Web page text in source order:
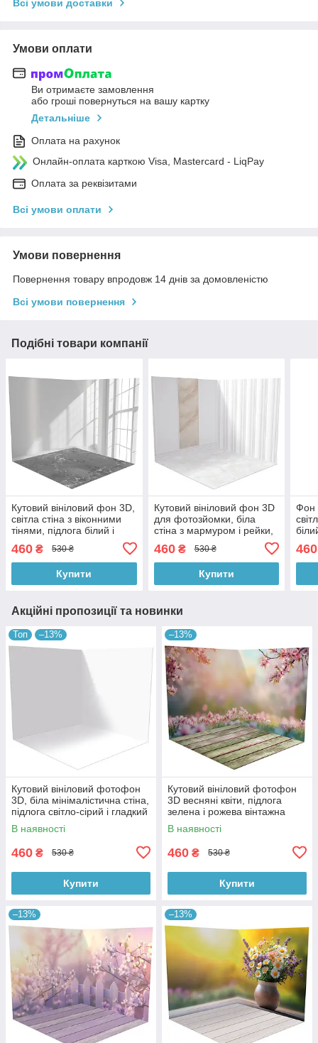
Всі умови доставки
Умови оплати
Ви отримаєте замовлення
або гроші повернуться на вашу картку
Детальніше
Оплата на рахунок
Онлайн-оплата карткою Visa, Mastercard - LiqPay
Оплата за реквізитами
Всі умови оплати
Умови повернення
Повернення товару впродовж 14 днів за домовленістю
Всі умови повернення
Подібні товари компанії
Кутовий вініловий фон 3D,
світла стіна з віконними
тінями, підлога білий і
сірий мармур, 50×50 см,
№58378
460 ₴ 530 ₴
Купити
Кутовий вініловий фон 3D
для фотозйомки, біла
стіна з мармуром і рейки,
підлога бежевий мармур,
50×50 см, №58353
460₴ 530 ₴
Купити
Фон
см,
460
Акційні пропозиції та новинки
Топ –13%
Кутовий вініловий фотофон
3D, біла мінімалістична стіна,
підлога світло-сірий і гладкий
бетон, 50×50 см, №58301
В наявності
460 ₴ 530 ₴
Купити
–13%
Кутовий вініловий фотофон
3D весняні квіти, підлога
зелена і рожева вінтажна
дошка, 50×50 см, №58615
В наявності
460 ₴ 530 ₴
Купити
–13% –13%